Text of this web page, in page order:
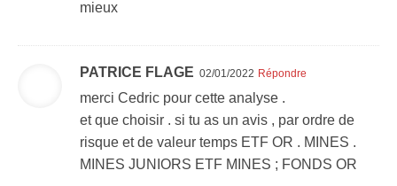
mieux
PATRICE FLAGE 02/01/2022 Répondre
merci Cedric pour cette analyse .
et que choisir . si tu as un avis , par ordre de
risque et de valeur temps ETF OR . MINES .
MINES JUNIORS ETF MINES ; FONDS OR